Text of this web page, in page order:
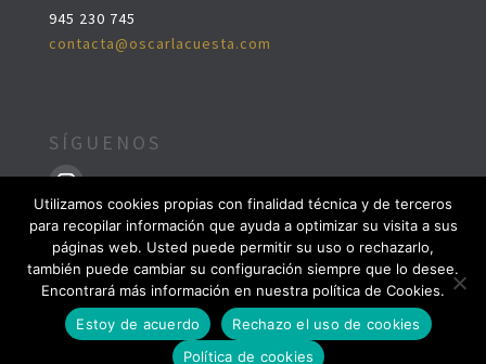
945 230 745
contacta@oscarlacuesta.com
SÍGUENOS
POLÍTICA DE PRIVACIDAD
POLÍTICA DE COOKIES
Utilizamos cookies propias con finalidad técnica y de terceros
para recopilar información que ayuda a optimizar su visita a sus
páginas web. Usted puede permitir su uso o rechazarlo,
también puede cambiar su configuración siempre que lo desee.
Encontrará más información en nuestra política de Cookies.
Estoy de acuerdo
Rechazo el uso de cookies
Política de cookies